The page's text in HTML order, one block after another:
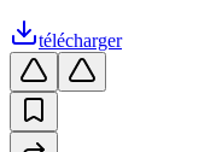
télécharger